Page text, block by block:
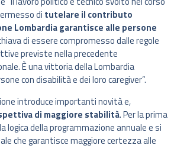
di tutelare il contributo
Lombardia garantisce alle persone
di essere compromesso dalle regole
previste nella precedente
È una vittoria della Lombardia
con disabilità e dei loro caregiver”.
introduce importanti novità e,
di maggiore stabilità. Per la prima
della programmazione annuale e si
che garantisce maggiore certezza alle